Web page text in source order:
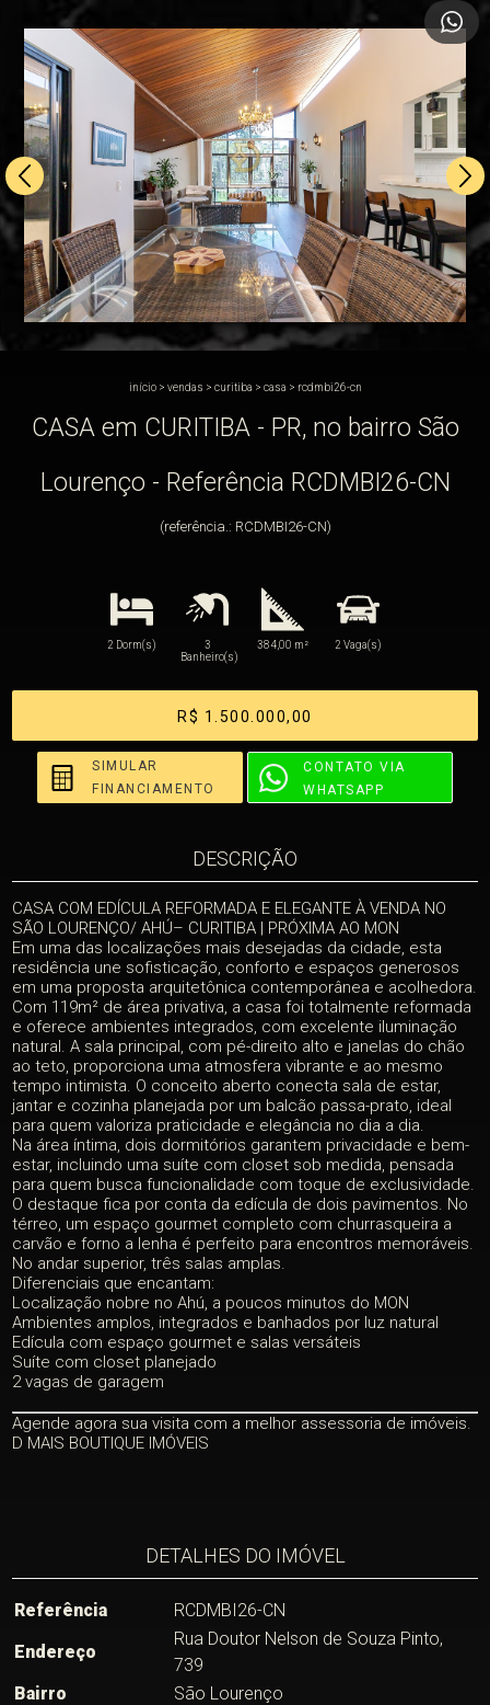
início> vendas > curitiba > casa > rcdmbi26-cn
CASA em CURITIBA - PR, no bairro São
Lourenço - Referência RCDMBI26-CN
(referência.: RCDMBI26-CN)
2 Dorm(s)
3
Banheiro(s)
384,00 m² 2 Vaga(s)
R$ 1.500.000,00
SIMULAR
FINANCIAMENTO
CONTATO VIA
WHATSAPP
DESCRIÇÃO
CASA COM EDÍCULA REFORMADA E ELEGANTE À VENDA NO
SÃO LOURENÇO/ AHÚ– CURITIBA | PRÓXIMA AO MON
Em uma das localizações mais desejadas da cidade, esta
residência une sofisticação, conforto e espaços generosos
em uma proposta arquitetônica contemporânea e acolhedora.
Com 119m² de área privativa, a casa foi totalmente reformada
e oferece ambientes integrados, com excelente iluminação
natural. A sala principal, com pé-direito alto e janelas do chão
ao teto, proporciona uma atmosfera vibrante e ao mesmo
tempo intimista. O conceito aberto conecta sala de estar,
jantar e cozinha planejada por um balcão passa-prato, ideal
para quem valoriza praticidade e elegância no dia a dia.
Na área íntima, dois dormitórios garantem privacidade e bem-
estar, incluindo uma suíte com closet sob medida, pensada
para quem busca funcionalidade com toque de exclusividade.
O destaque fica por conta da edícula de dois pavimentos. No
térreo, um espaço gourmet completo com churrasqueira a
carvão e forno a lenha é perfeito para encontros memoráveis.
No andar superior, três salas amplas.
Diferenciais que encantam:
Localização nobre no Ahú, a poucos minutos do MON
Ambientes amplos, integrados e banhados por luz natural
Edícula com espaço gourmet e salas versáteis
Suíte com closet planejado
2 vagas de garagem
Agende agora sua visita com a melhor assessoria de imóveis.
D MAIS BOUTIQUE IMÓVEIS
DETALHES DO IMÓVEL
Referência
RCDMBI26-CN
Endereço
Rua Doutor Nelson de Souza Pinto,
739
Bairro
São Lourenço